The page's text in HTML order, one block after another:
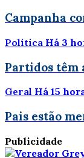
Campanha
Política Há 3
Partidos têm
Geral Há 15
Pais estão
Publicidade